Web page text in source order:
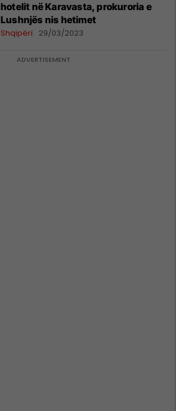
hotelit në Karavasta, prokuroria e
Lushnjës nis hetimet
Shqipëri 29/03/2023